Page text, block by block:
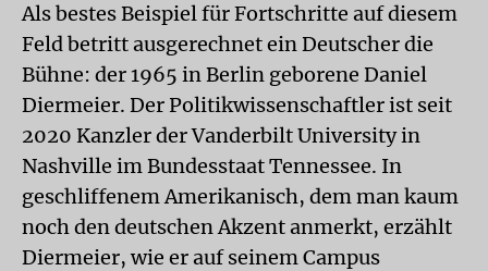
Als bestes Beispiel für Fortschritte auf diesem
Feld betritt ausgerechnet ein Deutscher die
Bühne: der 1965 in Berlin geborene Daniel
Diermeier. Der Politikwissenschaftler ist seit
2020 Kanzler der Vanderbilt University in
Nashville im Bundesstaat Tennessee. In
geschliffenem Amerikanisch, dem man kaum
noch den deutschen Akzent anmerkt, erzählt
Diermeier, wie er auf seinem Campus